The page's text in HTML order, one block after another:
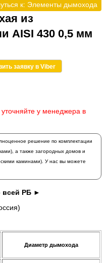
к: Элементы дымохода
из
AISI 430 0,5 мм
заявку в Viber
у менеджера в
решение по комплектации
а также загородных домов и
каминами). У нас вы можете
всей РБ ►
Диаметр дымохода